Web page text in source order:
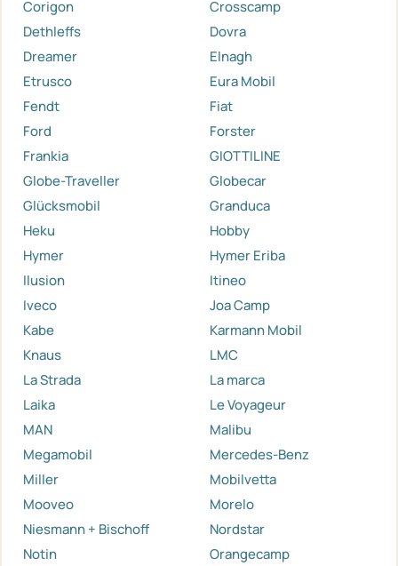
Corigon
Crosscamp
Dethleffs
Dovra
Dreamer
Elnagh
Etrusco
Eura Mobil
Fendt
Fiat
Ford
Forster
Frankia
GIOTTILINE
Globe-Traveller
Globecar
Glücksmobil
Granduca
Heku
Hobby
Hymer
Hymer Eriba
Ilusion
Itineo
Iveco
Joa Camp
Kabe
Karmann Mobil
Knaus
LMC
La Strada
La marca
Laika
Le Voyageur
MAN
Malibu
Megamobil
Mercedes-Benz
Miller
Mobilvetta
Mooveo
Morelo
Niesmann + Bischoff
Nordstar
Notin
Orangecamp